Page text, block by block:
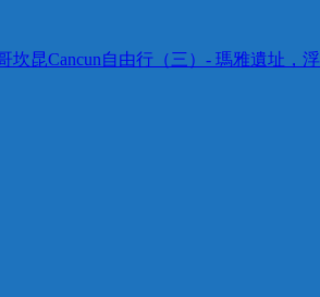
坎昆Cancun自由行（三）- 瑪雅遺址，